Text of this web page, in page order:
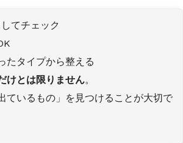
てチェック
たタイプから整える
けとは限りません。
ているもの」を見つけることが大切で